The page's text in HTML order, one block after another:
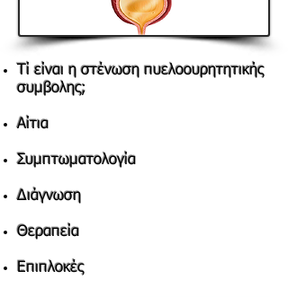
Τί είναι η στένωση πυελοουρητητικής
συμβολης;
Αίτια
Συμπτωματολογία
Διάγνωση
Θεραπεία
Επιπλοκές